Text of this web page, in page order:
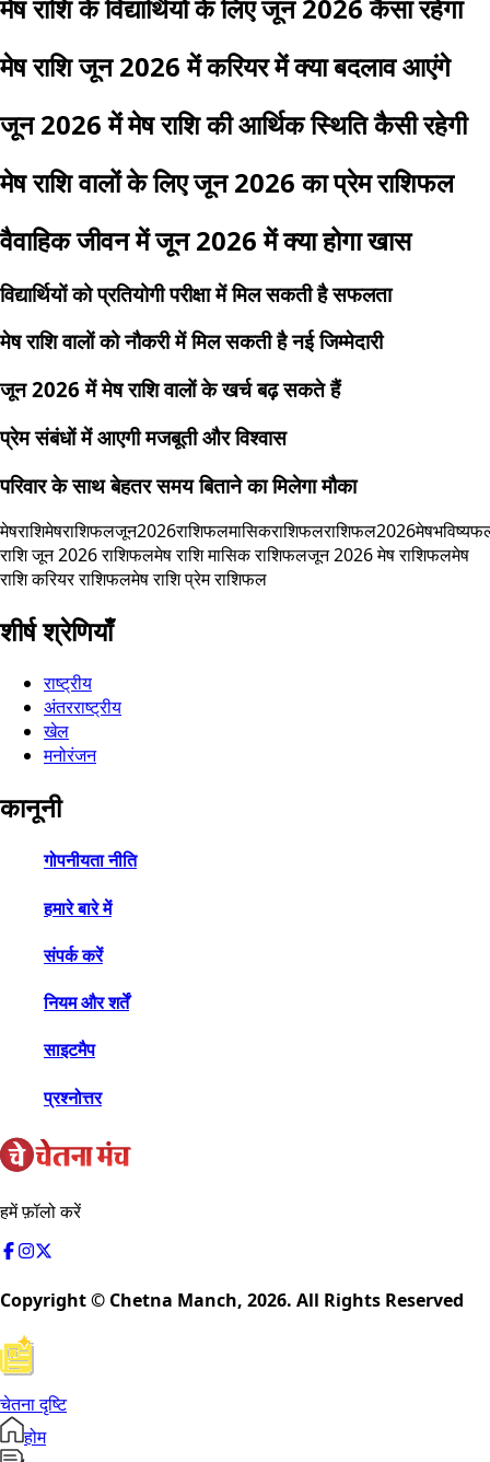
मेष राशि के विद्यार्थियों के लिए जून 2026 कैसा रहेगा
मेष राशि जून 2026 में करियर में क्या बदलाव आएंगे
जून 2026 में मेष राशि की आर्थिक स्थिति कैसी रहेगी
मेष राशि वालों के लिए जून 2026 का प्रेम राशिफल
वैवाहिक जीवन में जून 2026 में क्या होगा खास
विद्यार्थियों को प्रतियोगी परीक्षा में मिल सकती है सफलता
मेष राशि वालों को नौकरी में मिल सकती है नई जिम्मेदारी
जून 2026 में मेष राशि वालों के खर्च बढ़ सकते हैं
प्रेम संबंधों में आएगी मजबूती और विश्वास
परिवार के साथ बेहतर समय बिताने का मिलेगा मौका
मेषराशिमेषराशिफलजून2026राशिफलमासिकराशिफलराशिफल2026
राशि जून 2026 राशिफलमेष राशि मासिक राशिफलजून 2026 मेष राशिफलमेष
राशि करियर राशिफलमेष राशि प्रेम राशिफल
शीर्ष श्रेणियाँ
राष्ट्रीय
अंतरराष्ट्रीय
खेल
मनोरंजन
कानूनी
गोपनीयता नीति
हमारे बारे में
संपर्क करें
नियम और शर्तें
साइटमैप
प्रश्नोत्तर
हमें फ़ॉलो करें
Copyright © Chetna Manch, 2026. All Rights Reserved
चेतना दृष्टि
होम